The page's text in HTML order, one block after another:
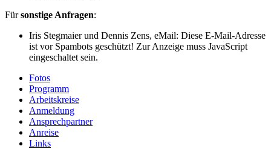
Fürsonstige Anfragen:
Iris Stegmaier und Dennis Zens, eMail: Diese E-Mail-Adresse
ist vor Spambots geschützt! Zur Anzeige muss JavaScript
eingeschaltet sein.
Fotos
Programm
Arbeitskreise
Anmeldung
Ansprechpartner
Anreise
Links